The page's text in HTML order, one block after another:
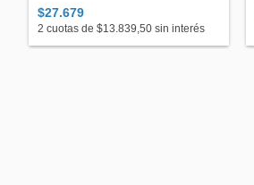
$27.679
2 cuotas de $13.839,50 sin interés